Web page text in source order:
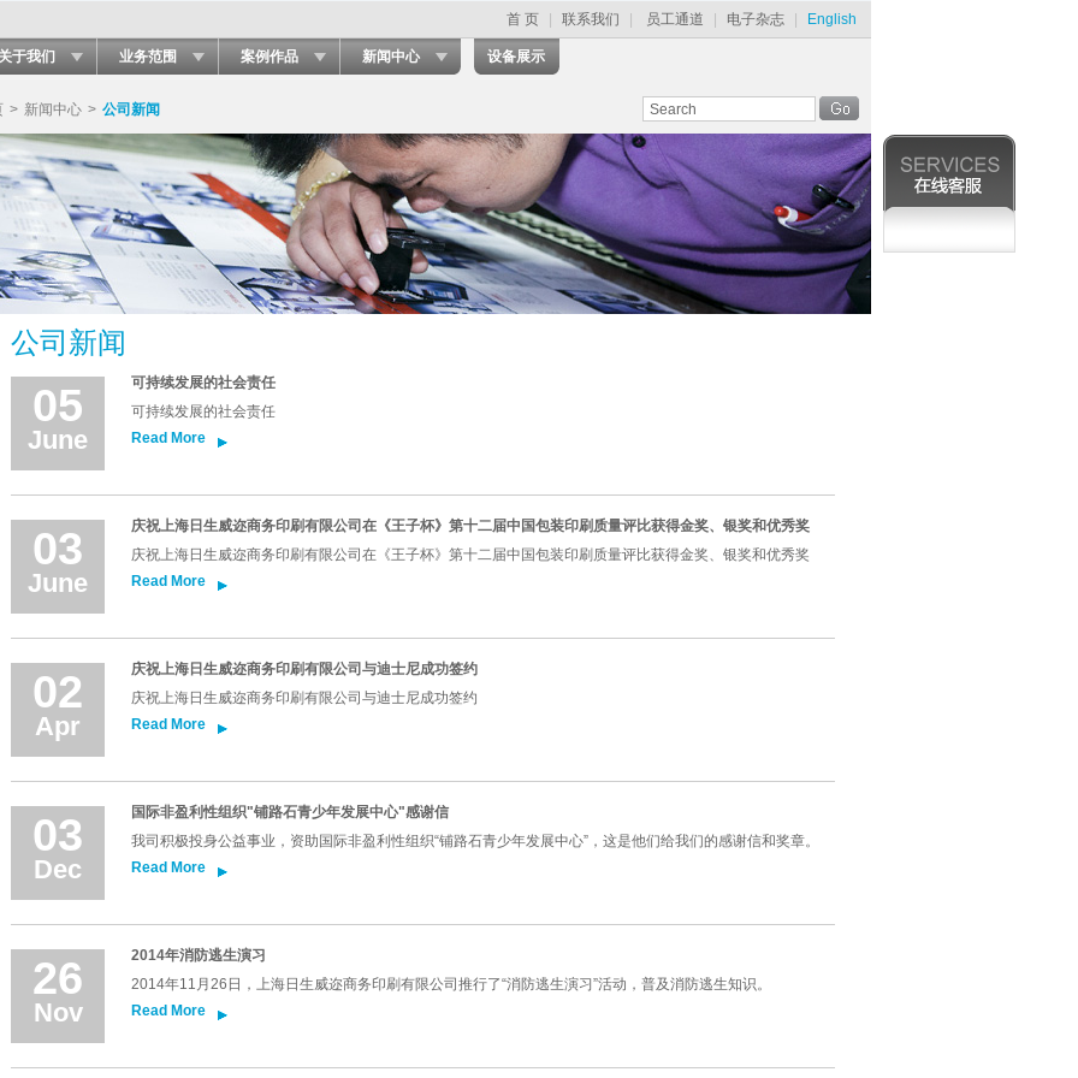
首 页 联系我们 员工通道 电子杂志 English
于我们 业务范围 案例作品 新闻中心 设备展示
> 新闻中心 > 公司新闻
公司新闻
05
June
可持续发展的社会责任
可持续发展的社会责任
Read More
03
June
庆祝上海日生威迩商务印刷有限公司在《王子杯》第十二届中国包装印刷质量评比获得金奖、银奖和优秀奖
庆祝上海日生威迩商务印刷有限公司在《王子杯》第十二届中国包装印刷质量评比获得金奖、银奖和优秀奖
Read More
02
Apr
庆祝上海日生威迩商务印刷有限公司与迪士尼成功签约
庆祝上海日生威迩商务印刷有限公司与迪士尼成功签约
Read More
03
Dec
国际非盈利性组织"铺路石青少年发展中心"感谢信
我司积极投身公益事业，资助国际非盈利性组织“铺路石青少年发展中心”，这是他们给我们的感谢信和奖章。
Read More
26
Nov
2014年消防逃生演习
2014年11月26日，上海日生威迩商务印刷有限公司推行了“消防逃生演习”活动，普及消防逃生知识。
Read More